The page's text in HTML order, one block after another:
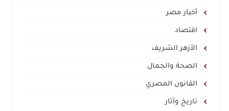
أخبار مصر
اقتصاد
الأزهر الشريف
الصحة والجمال
القانون المصري
تاريخ وآثار